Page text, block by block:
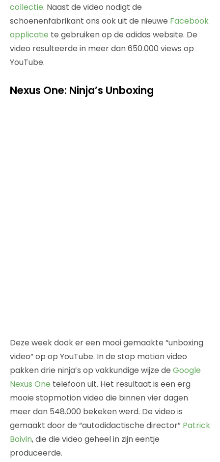
collectie. Naast de video nodigt de
schoenenfabrikant ons ook uit de nieuwe Facebook
applicatie te gebruiken op de adidas website. De
video resulteerde in meer dan 650.000 views op
YouTube.
Nexus One: Ninja’s Unboxing
Deze week dook er een mooi gemaakte “unboxing
video” op op YouTube. In de stop motion video
pakken drie ninja’s op vakkundige wijze de Google
Nexus One telefoon uit. Het resultaat is een erg
mooie stopmotion video die binnen vier dagen
meer dan 548.000 bekeken werd. De video is
gemaakt door de “autodidactische director” Patrick
Boivin, die die video geheel in zijn eentje
produceerde.